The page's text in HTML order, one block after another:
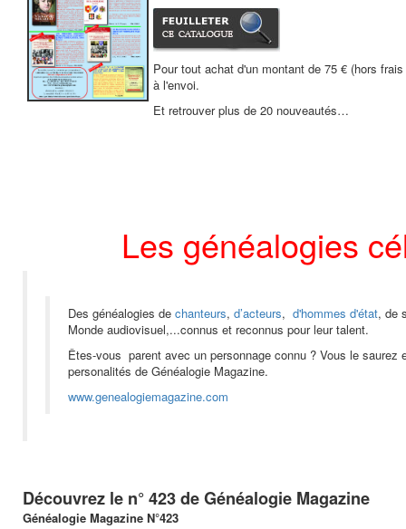
Pour tout achat d'un montant de 75 € (hors
à l'envoi.
Et retrouver plus de 20 nouveautés…
Les généalogies
Des généalogies de chanteurs, d’acteurs, d'hommes d'état, de
Monde audiovisuel,...connus et reconnus pour leur talent.
Êtes-vous parent avec un personnage connu ? Vous le saurez
personalités de Généalogie Magazine.
www.genealogiemagazine.com
Découvrez le n° 423 de Généalogie Magazine
Généalogie Magazine N°423